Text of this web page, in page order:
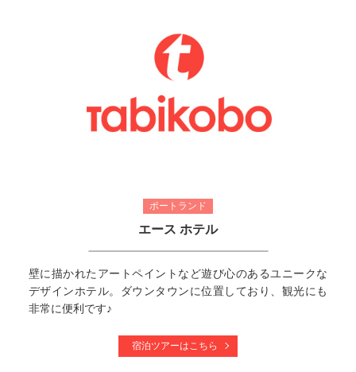
ポートランド
エース ホテル
壁に描かれたアートペイントなど遊び心のあるユニークな
デザインホテル。ダウンタウンに位置しており、観光にも
非常に便利です♪
宿泊ツアーはこちら